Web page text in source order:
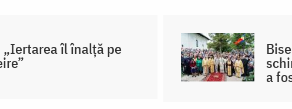
„Iertarea îl înalţă pe
a